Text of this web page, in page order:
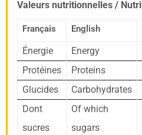
Français English
Énergie Energy
Protéines
Proteins
Glucides
Carbohydrates
Dont
sucres
Of which
sugars